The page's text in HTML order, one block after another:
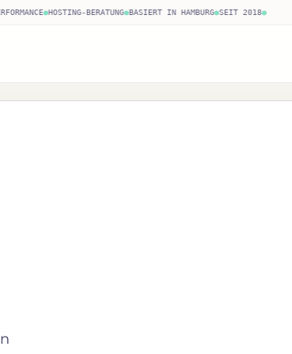
●HOSTING-BERATUNG●BASIERT IN HAMBURG●SEIT 2018●